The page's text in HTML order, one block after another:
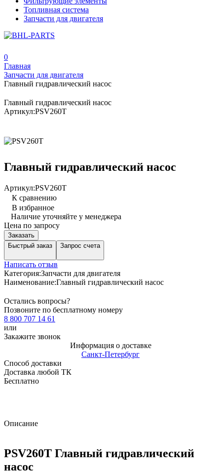
Топливная система
Запчасти для двигателя
0
Главная
Запчасти для двигателя
Главный гидравлический насос
Главный гидравлический насос
Артикул:PSV260T
Главный гидравлический насос
Артикул:PSV260T
К сравнению
В избранное
Наличие уточняйте у менеджера
Цена по запросу
Заказать
Быстрый заказ
Запрос счета
Написать отзыв
Категория:Запчасти для двигателя
Наименование:Главный гидравлический насос
Остались вопросы?
Позвоните по бесплатному номеру
8 800 707 14 61
или
Закажите звонок
Информация о доставке
Санкт-Петербург
Способ доставки
Доставка любой ТК
Бесплатно
Описание
PSV260T Главный гидравлический
насос